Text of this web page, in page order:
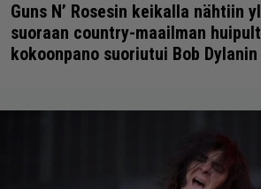
Guns N’ Rosesin keikalla nähtiin
suoraan country-maailman
kokoonpano suoriutui Bob